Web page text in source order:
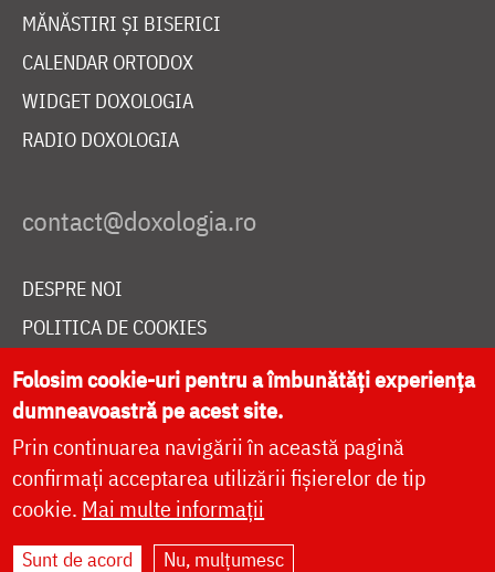
MĂNĂSTIRI ȘI BISERICI
CALENDAR ORTODOX
WIDGET DOXOLOGIA
RADIO DOXOLOGIA
DESPRE NOI
POLITICA DE COOKIES
DONEAZĂ ONLINE PENTRU CATEDRALA NAȚIONALĂ
LIVE
Site dezvoltat deDOXOLOGIA MEDIA
Folosim cookie-uri pentru a îmbunătăți experiența
dumneavoastră pe acest site.
Prin continuarea navigării în această pagină
confirmați acceptarea utilizării fișierelor de tip
cookie. Mai multe informații
Sunt de acord Nu, mulțumesc